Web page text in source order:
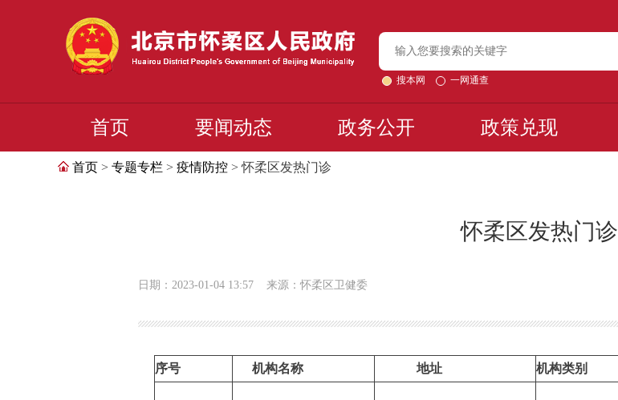
搜本网 一网通查
首页 要闻动态 政务公开 政策兑现
首页 > 专题专栏 > 疫情防控 > 怀柔区发热门诊
怀柔区发热门诊
日期：2023-01-04 13:57 来源：怀柔区卫健委
序号 机构名称 地址 机构类别